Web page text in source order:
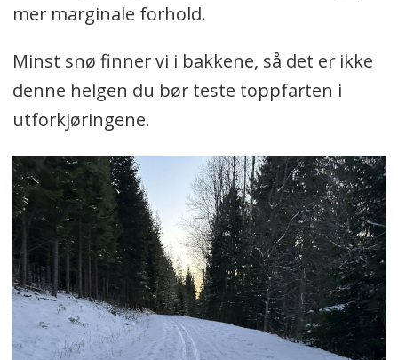
mer marginale forhold.
Minst snø finner vi i bakkene, så det er ikke
denne helgen du bør teste toppfarten i
utforkjøringene.